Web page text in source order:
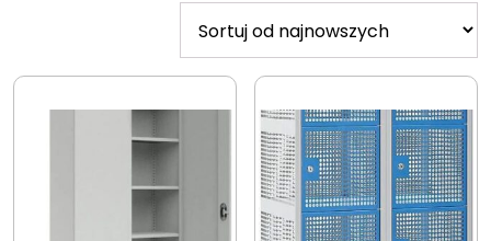
latest